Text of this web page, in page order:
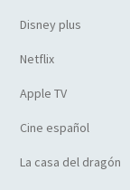
Disney plus
Netflix
Apple TV
Cine español
La casa del dragón